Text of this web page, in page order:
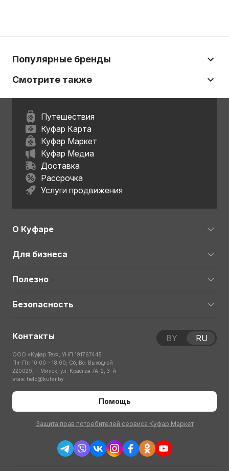
Популярные бренды
Смотрите также
Путешествия
Куфар Карта
Куфар Маркет
Куфар Медиа
Доставка
Рассрочка
Услуги продвижения
О Куфаре
Для бизнеса
Полезно
Безопасность
Контакты
ООО «Куфар Тех», УНП 191767445
Пн-Пт: 10:00 – 18:00; Сб, Вс: Выходной
220029, г. Минск, ул. Красная 7А-2, 3-й
этаж help@kufar.by
Помощь
Защита прав потребителей сервиса Куфар Маркет
BY RU